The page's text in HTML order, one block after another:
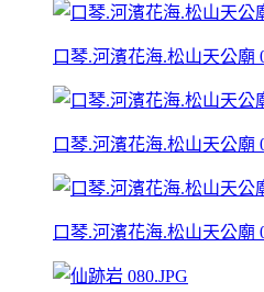
口琴.河濱花海.松山天公廟
口琴.河濱花海.松山天公廟
口琴.河濱花海.松山天公廟